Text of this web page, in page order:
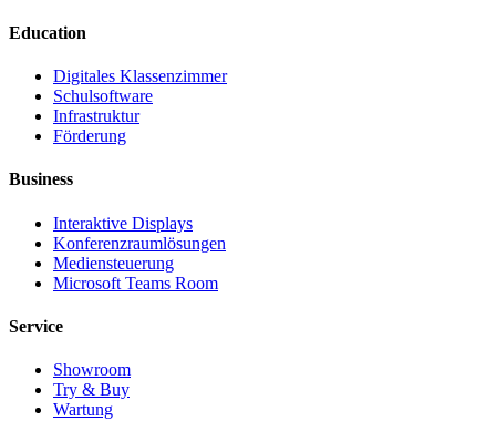
Education
Digitales Klassenzimmer
Schulsoftware
Infrastruktur
Förderung
Business
Interaktive Displays
Konferenzraumlösungen
Mediensteuerung
Microsoft Teams Room
Service
Showroom
Try & Buy
Wartung